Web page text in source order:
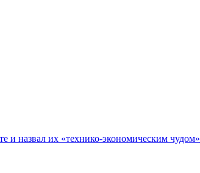
и назвал их «технико-экономическим чудом»